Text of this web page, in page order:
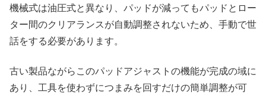
機械式は油圧式と異なり、パッドが減ってもパッドとロー
ター間のクリアランスが自動調整されないため、手動で世
話をする必要があります。
古い製品ながらこのパッドアジャストの機能が完成の域に
あり、工具を使わずにつまみを回すだけの簡単調整が可